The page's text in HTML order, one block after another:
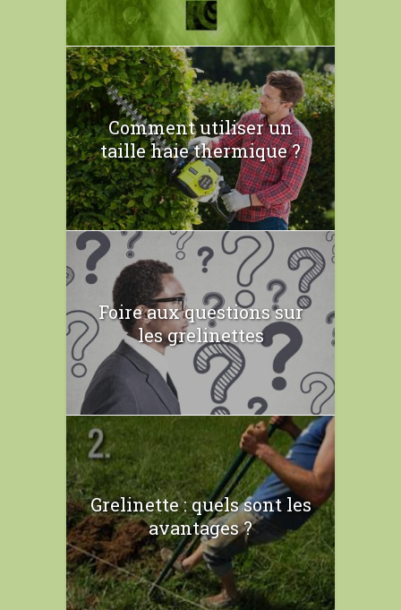
Comment utiliser un
taille haie thermique ?
Foire aux questions sur
les grelinettes
Grelinette : quels sont les
avantages ?